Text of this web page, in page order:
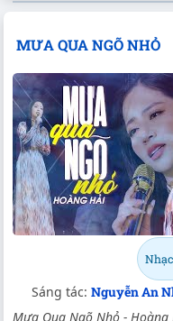
MƯA QUA NGÕ NHỎ
Sáng tác: Nguyễn An
Mưa Qua Ngõ Nhỏ -